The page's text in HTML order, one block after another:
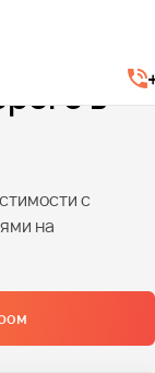
в
с
на